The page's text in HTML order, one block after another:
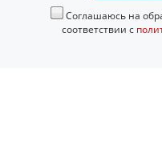
Соглашаюсь на
соответствии с